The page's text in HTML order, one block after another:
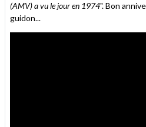
(AMV) a vu le jour en 1974". Bon
guidon...